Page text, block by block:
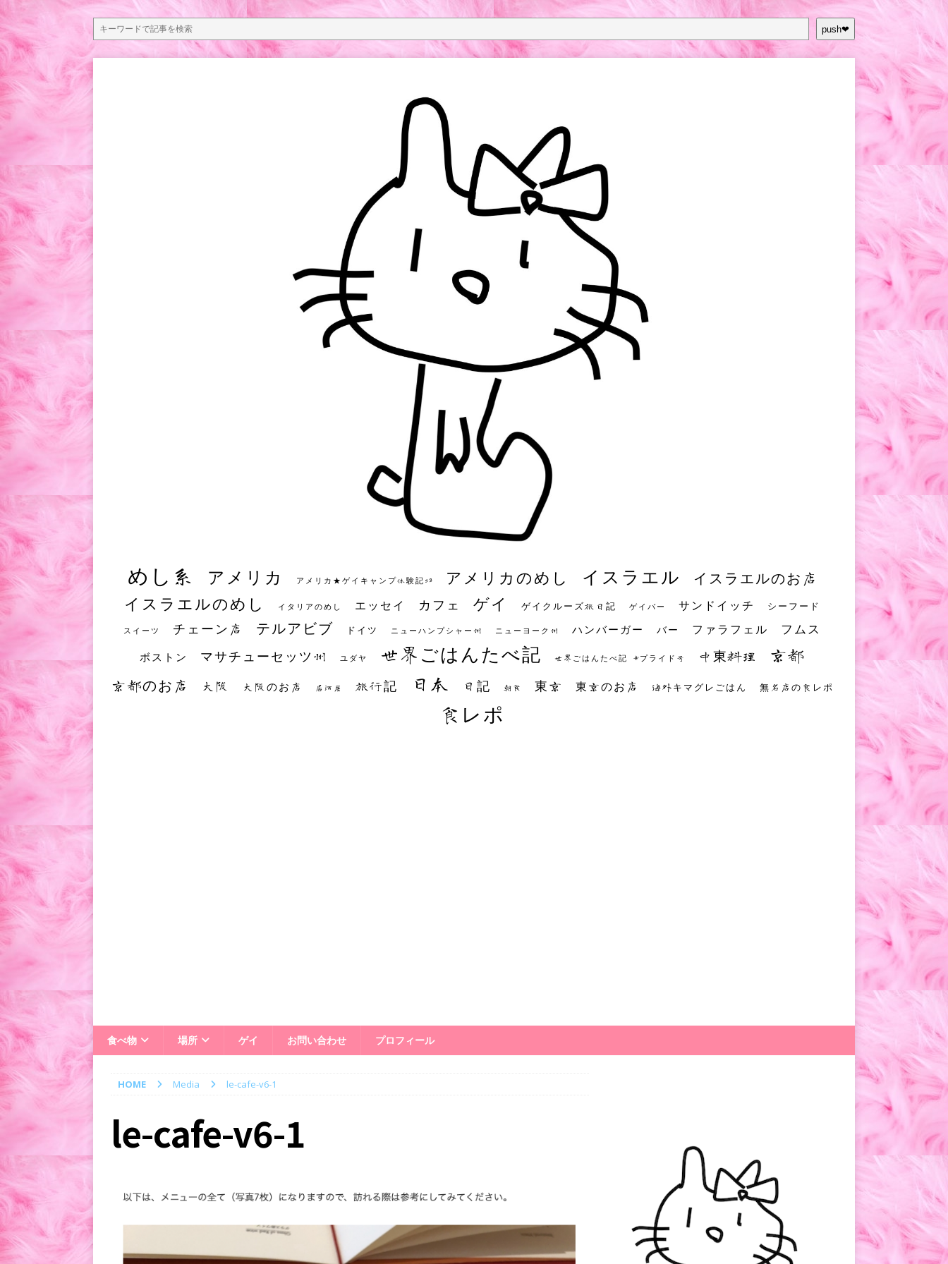
push❤︎
めし系 アメリカ アメリカ★ゲイキャンプ体験記S3 アメリカのめし イスラエル イスラエルのお店
イスラエルのめし イタリアのめし エッセイ カフェ ゲイ ゲイクルーズ旅日記 ゲイバー サンドイッチ シーフード
スイーツ チェーン店 テルアビブ ドイツ ニューハンプシャー州 ニューヨーク州 ハンバーガー バー ファラフェル フムス
ボストン マサチューセッツ州 ユダヤ 世界ごはんたべ記 世界ごはんたべ記 #プライド号 中東料理 京都
京都のお店 大阪 大阪のお店 居酒屋 旅行記 日本 日記 朝食 東京 東京のお店 海外キマグレごはん 無名店の食レポ
食レポ
食べ物 場所 ゲイ お問い合わせ プロフィール
HOME Media le-cafe-v6-1
le-cafe-v6-1